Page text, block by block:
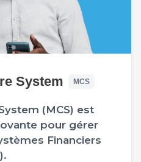
System MCS
(MCS) est
pour gérer
Financiers